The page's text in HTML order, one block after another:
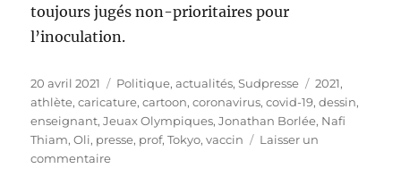
toujours jugés non-prioritaires pour
l’inoculation.
Publié
le
20 avril 2021 Catégories
Politique, actualités,Sudpresse Étiquettes
2021,
athlète,caricature,cartoon,coronavirus,covid-19,dessin,
enseignant,Jeuax Olympiques,Jonathan Borlée, Nafi
Thiam,Oli, presse, prof,Tokyo,vaccin
Laisser un
commentairesur